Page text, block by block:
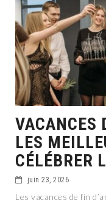
VACANCES
LES
CÉLÉBRER
juin 23, 2026
Les vacances de fin